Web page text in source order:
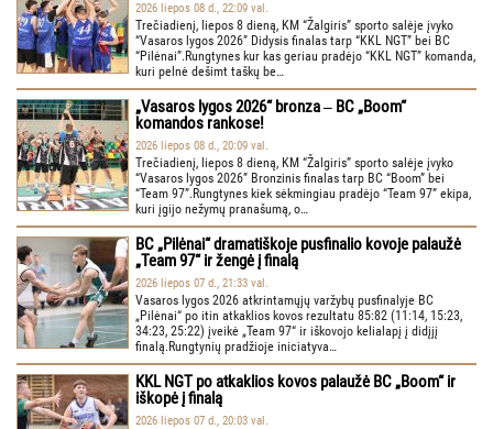
2026 liepos 08 d., 22:09 val.
Trečiadienį, liepos 8 dieną, KM “Žalgiris” sporto salėje įvyko
“Vasaros lygos 2026” Didysis finalas tarp “KKL NGT” bei BC
“Pilėnai”.Rungtynes kur kas geriau pradėjo “KKL NGT” komanda,
kuri pelnė dešimt taškų be…
„Vasaros lygos 2026“ bronza ‒ BC „Boom“
komandos rankose!
2026 liepos 08 d., 20:09 val.
Trečiadienį, liepos 8 dieną, KM “Žalgiris” sporto salėje įvyko
“Vasaros lygos 2026” Bronzinis finalas tarp BC “Boom” bei
“Team 97”.Rungtynes kiek sėkmingiau pradėjo “Team 97” ekipa,
kuri įgijo nežymų pranašumą, o…
BC „Pilėnai“ dramatiškoje pusfinalio kovoje palaužė
„Team 97“ ir žengė į finalą
2026 liepos 07 d., 21:33 val.
Vasaros lygos 2026 atkrintamųjų varžybų pusfinalyje BC
„Pilėnai“ po itin atkaklios kovos rezultatu 85:82 (11:14, 15:23,
34:23, 25:22) įveikė „Team 97“ ir iškovojo kelialapį į didįjį
finalą.Rungtynių pradžioje iniciatyva…
KKL NGT po atkaklios kovos palaužė BC „Boom“ ir
iškopė į finalą
2026 liepos 07 d., 20:03 val.